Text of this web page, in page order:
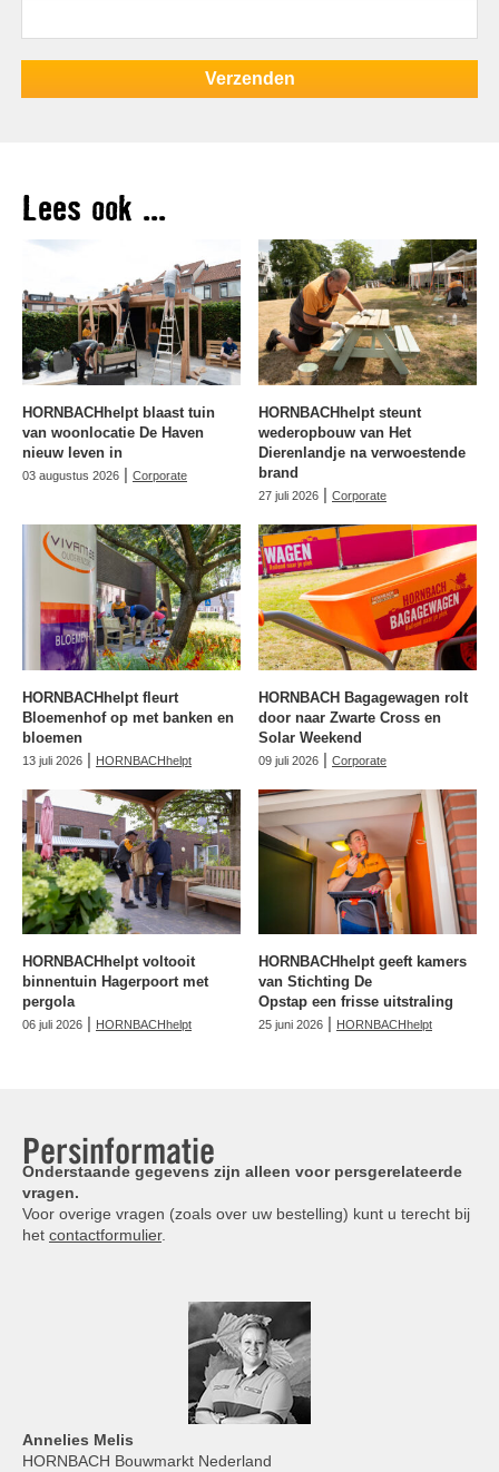
Lees ook ...
HORNBACHhelpt blaast tuin
van woonlocatie De Haven
nieuw leven in
03 augustus 2026 | Corporate
HORNBACHhelpt steunt
wederopbouw van Het
Dierenlandje na verwoestende
brand
27 juli 2026 | Corporate
HORNBACHhelpt fleurt
Bloemenhof op met banken en
bloemen
13 juli 2026 | HORNBACHhelpt
HORNBACH Bagagewagen rolt
door naar Zwarte Cross en
Solar Weekend
09 juli 2026 | Corporate
HORNBACHhelpt voltooit
binnentuin Hagerpoort met
pergola
06 juli 2026 | HORNBACHhelpt
HORNBACHhelpt geeft kamers
van Stichting De
Opstap een frisse uitstraling
25 juni 2026 | HORNBACHhelpt
Persinformatie
Onderstaande gegevens zijn alleen voor persgerelateerde
vragen.
Voor overige vragen (zoals over uw bestelling) kunt u terecht bij
het contactformulier.
Annelies Melis
HORNBACH Bouwmarkt Nederland